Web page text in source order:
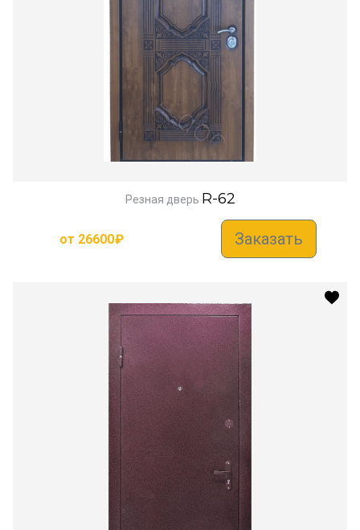
Резная дверь R-62
от 26600₽ Заказать